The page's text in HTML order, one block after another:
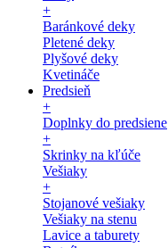
+
Baránkové deky
Pletené deky
Plyšové deky
Kvetináče
Predsieň
+
Doplnky do predsiene
+
Skrinky na kľúče
Vešiaky
+
Stojanové vešiaky
Vešiaky na stenu
Lavice a taburety